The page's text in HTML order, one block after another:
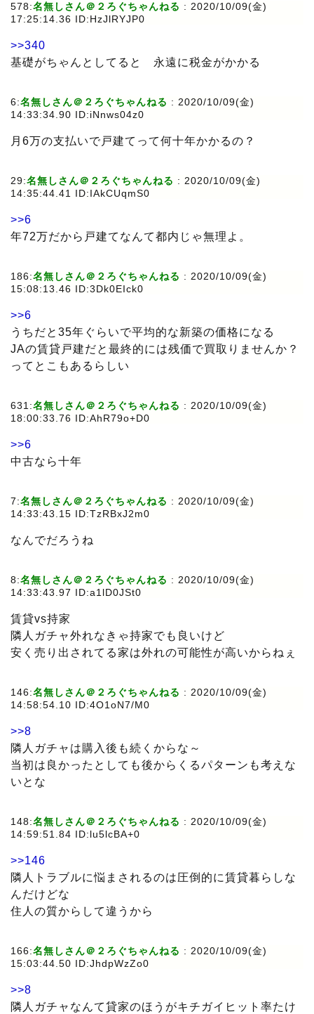
578:名無しさん＠２ろぐちゃんねる : 2020/10/09(金)
17:25:14.36 ID:HzJlRYJP0
>>340
基礎がちゃんとしてると 永遠に税金がかかる
6:名無しさん＠２ろぐちゃんねる : 2020/10/09(金)
14:33:34.90 ID:iNnws04z0
月6万の支払いで戸建てって何十年かかるの？
29:名無しさん＠２ろぐちゃんねる : 2020/10/09(金)
14:35:44.41 ID:IAkCUqmS0
>>6
年72万だから戸建てなんて都内じゃ無理よ。
186:名無しさん＠２ろぐちゃんねる : 2020/10/09(金)
15:08:13.46 ID:3Dk0EIck0
>>6
うちだと35年ぐらいで平均的な新築の価格になる
JAの賃貸戸建だと最終的には残価で買取りませんか？
ってとこもあるらしい
631:名無しさん＠２ろぐちゃんねる : 2020/10/09(金)
18:00:33.76 ID:AhR79o+D0
>>6
中古なら十年
7:名無しさん＠２ろぐちゃんねる : 2020/10/09(金)
14:33:43.15 ID:TzRBxJ2m0
なんでだろうね
8:名無しさん＠２ろぐちゃんねる : 2020/10/09(金)
14:33:43.97 ID:a1lD0JSt0
賃貸vs持家
隣人ガチャ外れなきゃ持家でも良いけど
安く売り出されてる家は外れの可能性が高いからねぇ
146:名無しさん＠２ろぐちゃんねる : 2020/10/09(金)
14:58:54.10 ID:4O1oN7/M0
>>8
隣人ガチャは購入後も続くからな～
当初は良かったとしても後からくるパターンも考えな
いとな
148:名無しさん＠２ろぐちゃんねる : 2020/10/09(金)
14:59:51.84 ID:lu5lcBA+0
>>146
隣人トラブルに悩まされるのは圧倒的に賃貸暮らしな
んだけどな
住人の質からして違うから
166:名無しさん＠２ろぐちゃんねる : 2020/10/09(金)
15:03:44.50 ID:JhdpWzZo0
>>8
隣人ガチャなんて貸家のほうがキチガイヒット率たけ